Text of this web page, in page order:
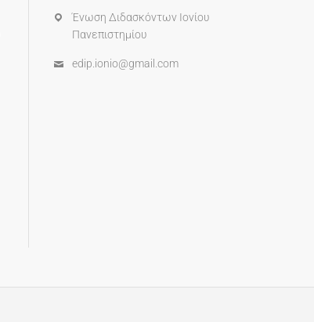
Ένωση Διδασκόντων Ιονίου
Πανεπιστημίου
edip.ionio@gmail.com